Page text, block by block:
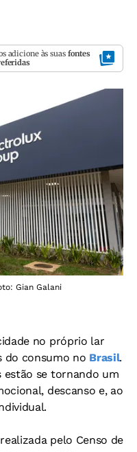
adicione às suas fontes
Gian Galani
no próprio lar
do consumo no Brasil.
estão se tornando um
descanso e, ao
pelo Censo de